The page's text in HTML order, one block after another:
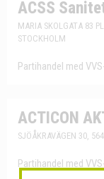
ACSS
MARIA SKOLGATA 83
STOCKHOLM
Partihandel med
ACTICON
SJÖÅKRAVÄGEN 30,
Partihandel med